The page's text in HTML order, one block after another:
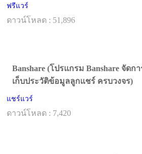
ฟรีแวร์
ดาวน์โหลด : 51,896
Banshare (โปรแกรม Banshare จัด
เก็บประวัติข้อมูลลูกแชร์ ครบวงจร)
แชร์แวร์
ดาวน์โหลด : 7,420